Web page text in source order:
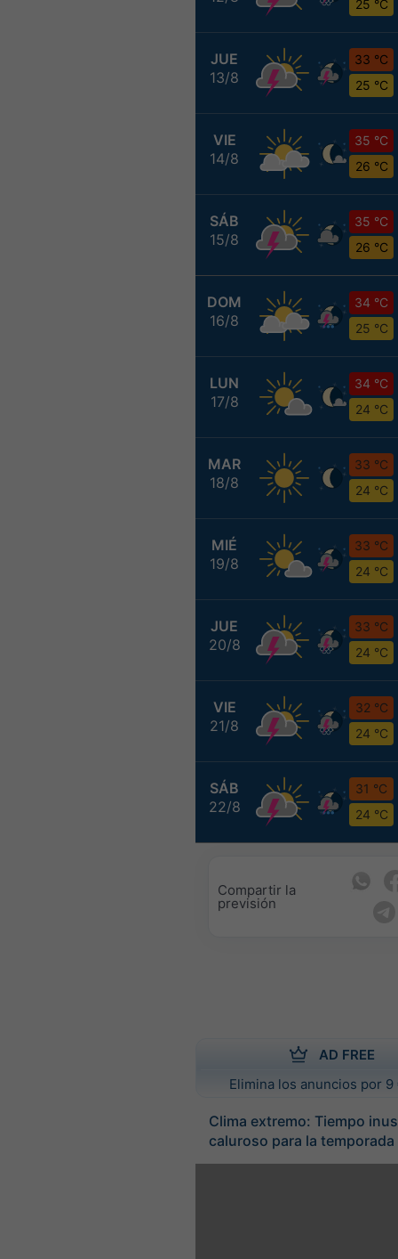
25 °C
JUE
13/8
33 °C
25 °C
VIE
14/8
35 °C
26 °C
SÁB
15/8
35 °C
26 °C
DOM
16/8
34 °C
25 °C
LUN
17/8
34 °C
24 °C
MAR
18/8
33 °C
24 °C
MIÉ
19/8
33 °C
24 °C
JUE
20/8
33 °C
24 °C
VIE
21/8
32 °C
24 °C
SÁB
22/8
31 °C
24 °C
Compartir la
previsión
AD FREE
Elimina los anuncios por 9
Clima extremo: Tiempo
caluroso para la temporada